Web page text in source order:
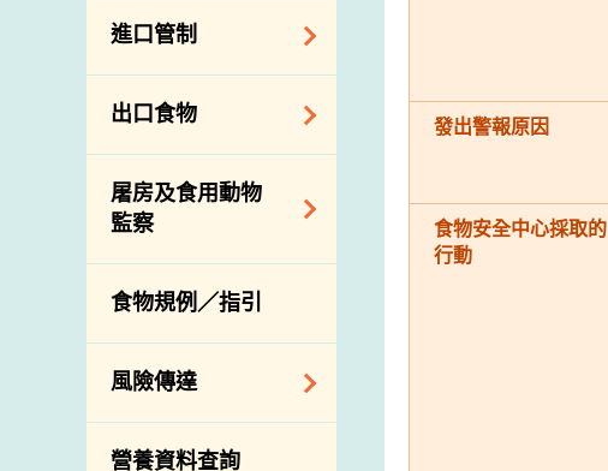
食物安全重點控制
系統
基因改造食物
資料
食物安全之風險評
估
食物事故應變及管
理
食物消費量調查
總膳食研究
有機食物
食物安全專家委員
會
消費者聯繫小組
進口管制
食物進口商和食物
分銷商登記制度
絡內地有關當局
進口食物管制
口檢驗
出口食物
出口驗證
出口食物往內地
出口商及業界的消
息
屠房及食用動物
監察
規管農業化學物及
獸醫藥物在食用動
物上的使用
屠房及疾病監測
宰前檢驗
食物規例／指引
風險傳達
主題項目
營養資料查詢
發出警報原因
食物安全中心採取的
行動